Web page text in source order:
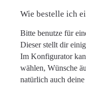
Wie bestelle ich
Bitte benutze für
Dieser stellt dir
Im Konfigurator
wählen, Wünsche
natürlich auch